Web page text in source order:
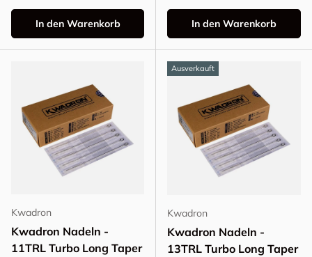
In den Warenkorb In den Warenkorb
Kwadron
Kwadron Nadeln -
11TRL Turbo Long Taper
Ausverkauft
Kwadron
Kwadron Nadeln -
13TRL Turbo Long Taper